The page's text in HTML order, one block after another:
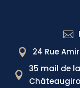

 24 Rue

35 mail de